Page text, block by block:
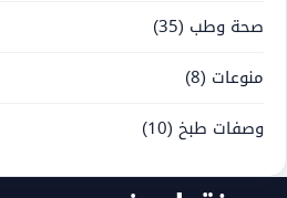
صحة وطب (35)
منوعات (8)
وصفات طبخ (10)